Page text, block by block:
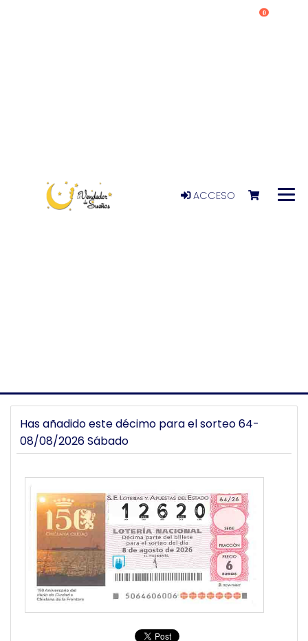
ACCESO
0
Has añadido este décimo para el sorteo 64-
08/08/2026 Sábado